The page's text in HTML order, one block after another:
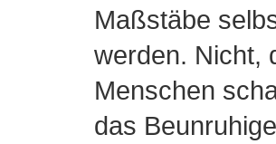
Maßstäbe
werden. Nicht,
Menschen
das